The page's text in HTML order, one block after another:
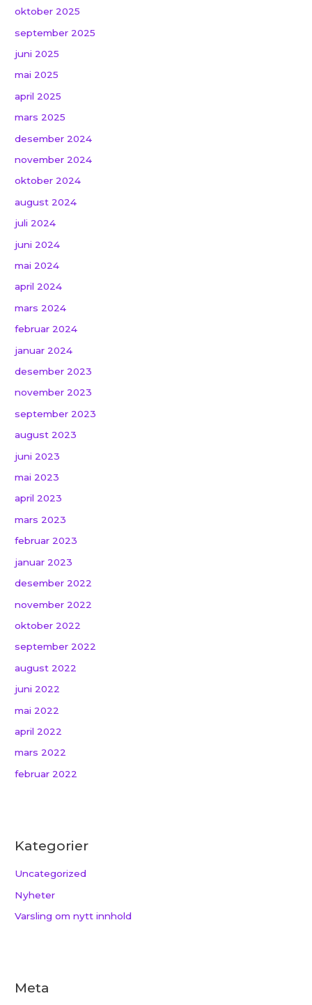
oktober 2025
september 2025
juni 2025
mai 2025
april 2025
mars 2025
desember 2024
november 2024
oktober 2024
august 2024
juli 2024
juni 2024
mai 2024
april 2024
mars 2024
februar 2024
januar 2024
desember 2023
november 2023
september 2023
august 2023
juni 2023
mai 2023
april 2023
mars 2023
februar 2023
januar 2023
desember 2022
november 2022
oktober 2022
september 2022
august 2022
juni 2022
mai 2022
april 2022
mars 2022
februar 2022
Kategorier
Uncategorized
Nyheter
Varsling om nytt innhold
Meta